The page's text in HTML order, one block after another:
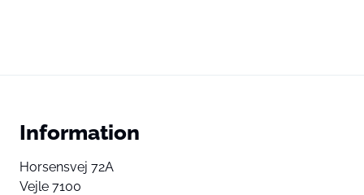
Information
Horsensvej 72A
Vejle 7100